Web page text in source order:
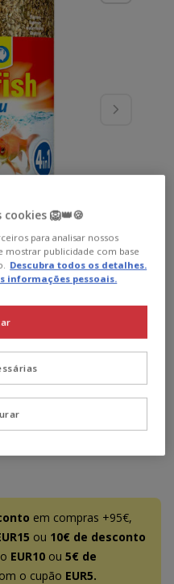
em compras +95€,
ou 10€ de desconto
EUR10 ou 5€ de
o cupão EUR5.
🦁👑🍪
para analisar nossos
mostrar publicidade com base
Descubra todos os detalhes.
informações pessoais.